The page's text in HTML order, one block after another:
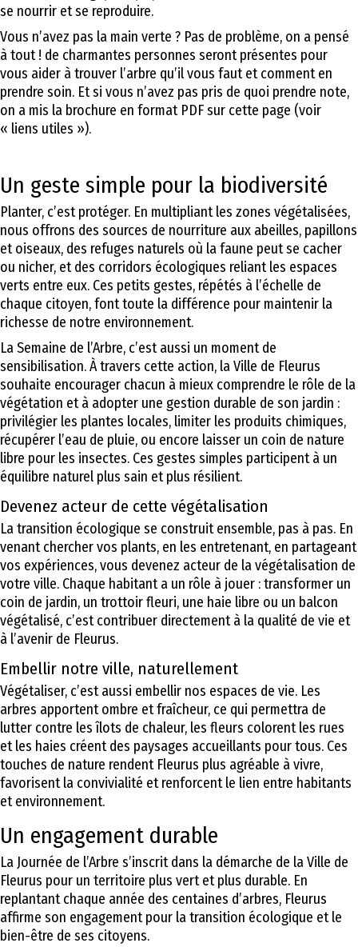
se nourrir et se reproduire.
Vous n’avez pas la main verte ? Pas de problème, on a pensé
à tout ! de charmantes personnes seront présentes pour
vous aider à trouver l’arbre qu’il vous faut et comment en
prendre soin. Et si vous n’avez pas pris de quoi prendre note,
on a mis la brochure en format PDF sur cette page (voir
« liens utiles »).
Un geste simple pour la biodiversité
Planter, c’est protéger. En multipliant les zones végétalisées,
nous offrons des sources de nourriture aux abeilles, papillons
et oiseaux, des refuges naturels où la faune peut se cacher
ou nicher, et des corridors écologiques reliant les espaces
verts entre eux. Ces petits gestes, répétés à l’échelle de
chaque citoyen, font toute la différence pour maintenir la
richesse de notre environnement.
La Semaine de l’Arbre, c’est aussi un moment de
sensibilisation. À travers cette action, la Ville de Fleurus
souhaite encourager chacun à mieux comprendre le rôle de la
végétation et à adopter une gestion durable de son jardin :
privilégier les plantes locales, limiter les produits chimiques,
récupérer l’eau de pluie, ou encore laisser un coin de nature
libre pour les insectes. Ces gestes simples participent à un
équilibre naturel plus sain et plus résilient.
Devenez acteur de cette végétalisation
La transition écologique se construit ensemble, pas à pas. En
venant chercher vos plants, en les entretenant, en partageant
vos expériences, vous devenez acteur de la végétalisation de
votre ville. Chaque habitant a un rôle à jouer : transformer un
coin de jardin, un trottoir fleuri, une haie libre ou un balcon
végétalisé, c’est contribuer directement à la qualité de vie et
à l’avenir de Fleurus.
Embellir notre ville, naturellement
Végétaliser, c’est aussi embellir nos espaces de vie. Les
arbres apportent ombre et fraîcheur, ce qui permettra de
lutter contre les îlots de chaleur, les fleurs colorent les rues
et les haies créent des paysages accueillants pour tous. Ces
touches de nature rendent Fleurus plus agréable à vivre,
favorisent la convivialité et renforcent le lien entre habitants
et environnement.
Un engagement durable
La Journée de l’Arbre s’inscrit dans la démarche de la Ville de
Fleurus pour un territoire plus vert et plus durable. En
replantant chaque année des centaines d’arbres, Fleurus
affirme son engagement pour la transition écologique et le
bien-être de ses citoyens.